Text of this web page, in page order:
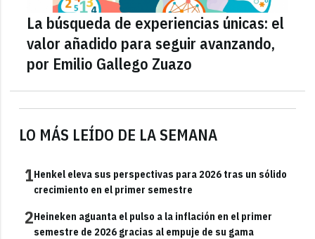
LO MÁS LEÍDO DE LA SEMANA
1Henkel eleva sus perspectivas para 2026 tras un sólido
crecimiento en el primer semestre
2Heineken aguanta el pulso a la inflación en el primer
semestre de 2026 gracias al empuje de su gama
La búsqueda de experiencias únicas: el
valor añadido para seguir avanzando,
por Emilio Gallego Zuazo